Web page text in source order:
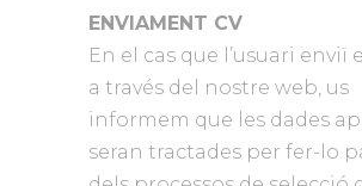
ENVIAMENT CV
En el cas que l’usuari enviï
a través del nostre web, us
informem que les dades
seran tractades per fer-lo